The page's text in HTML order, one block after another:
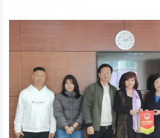
福建侨办支持新太阳华文教
华人子女留根工程